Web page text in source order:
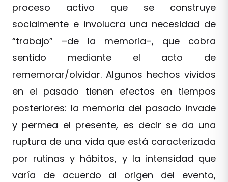
proceso activo que se construye
socialmente e involucra una necesidad de
“trabajo” –de la memoria–, que cobra
sentido mediante el acto de
rememorar/olvidar. Algunos hechos vividos
en el pasado tienen efectos en tiempos
posteriores: la memoria del pasado invade
y permea el presente, es decir se da una
ruptura de una vida que está caracterizada
por rutinas y hábitos, y la intensidad que
varía de acuerdo al origen del evento,